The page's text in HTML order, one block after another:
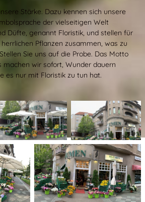
Stärke. Dazu kennen sich unsere
der vielseitigen Welt
Düfte, genannt Floristik, und stellen für
Pflanzen zusammen, was zu
Sie uns auf die Probe. Das Motto
machen wir sofort, Wunder dauern
es nur mit Floristik zu tun hat.